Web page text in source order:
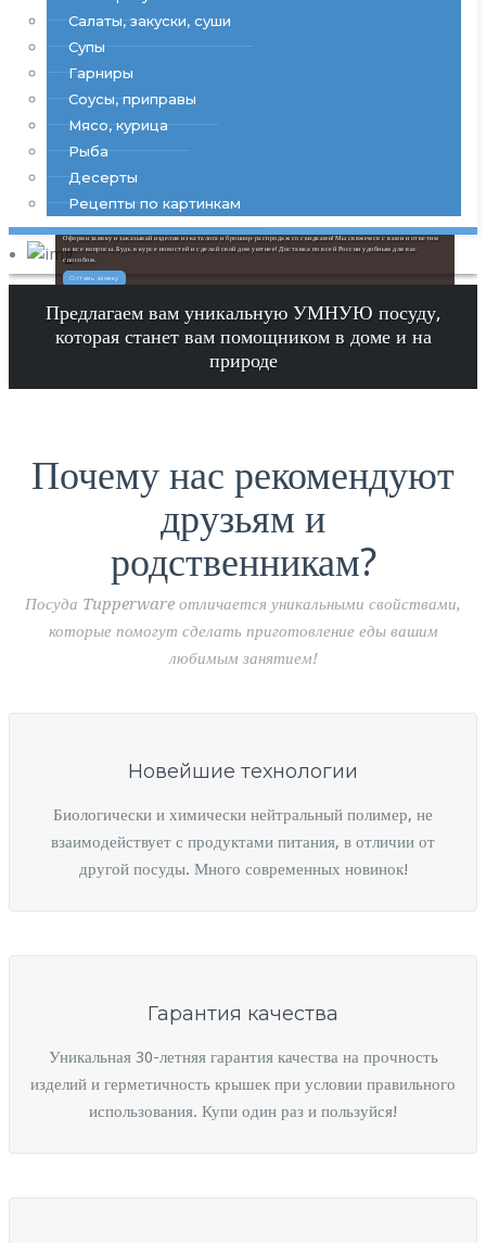
Салаты, закуски, суши
Супы
Гарниры
Соусы, приправы
Мясо, курица
Рыба
Десерты
Рецепты по картинкам
Оформи заявку и заказывай изделия из каталога и брошюр-распродаж со скидками! Мы свяжемся с вами и ответим
на все вопросы. Будь в курсе новостей и сделай свой дом уютнее! Доставка по всей России удобным для вас
способом.
Оставь заявку
Предлагаем вам уникальную УМНУЮ посуду,
которая станет вам помощником в доме и на
природе
Почему нас рекомендуют
друзьям и
родственникам?
Посуда Tupperware отличается уникальными свойствами,
которые помогут сделать приготовление еды вашим
любимым занятием!
Новейшие технологии
Биологически и химически нейтральный полимер, не
взаимодействует с продуктами питания, в отличии от
другой посуды. Много современных новинок!
Гарантия качества
Уникальная 30-летняя гарантия качества на прочность
изделий и герметичность крышек при условии правильного
использования. Купи один раз и пользуйся!